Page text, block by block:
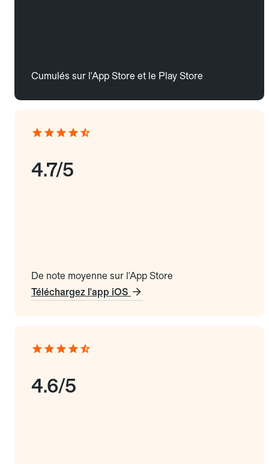
Cumulés sur l'App Store et le Play Store
4.7/5
De note moyenne sur l'App Store
Téléchargez l'app iOS
4.6/5